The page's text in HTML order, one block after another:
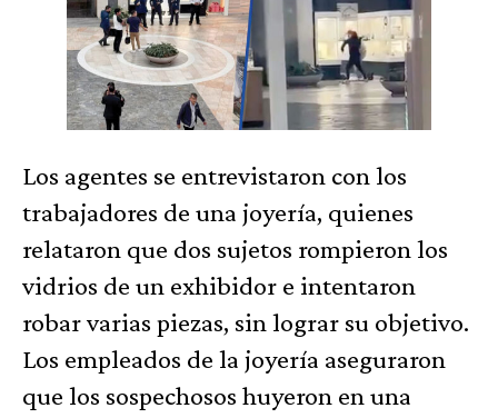
Los agentes se entrevistaron con los
trabajadores de una joyería, quienes
relataron que dos sujetos rompieron los
vidrios de un exhibidor e intentaron
robar varias piezas, sin lograr su objetivo.
Los empleados de la joyería aseguraron
que los sospechosos huyeron en una